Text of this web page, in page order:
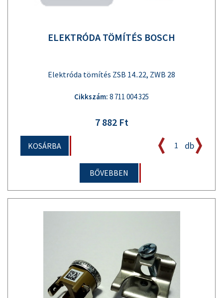
ELEKTRÓDA TÖMÍTÉS BOSCH
Elektróda tömítés ZSB 14..22, ZWB 28
Cikkszám: 8 711 004 325
7 882 Ft
KOSÁRBA db
BŐVEBBEN